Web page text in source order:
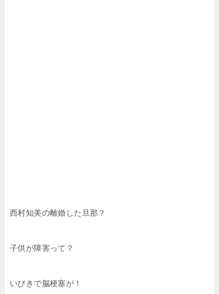
西村知美の離婚した旦那？
子供が障害って？
いびきで脳梗塞が！